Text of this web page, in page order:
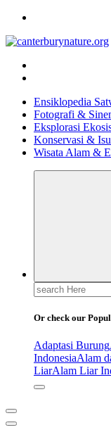
Skip
content
Tur Alam dan
Ensiklopedia
Fotografi &
Eksplorasi
Konservasi &
Wisata Alam &
Search
for:
Or check our
Adaptasi Burung
IndonesiaAlam
LiarAlam Liar